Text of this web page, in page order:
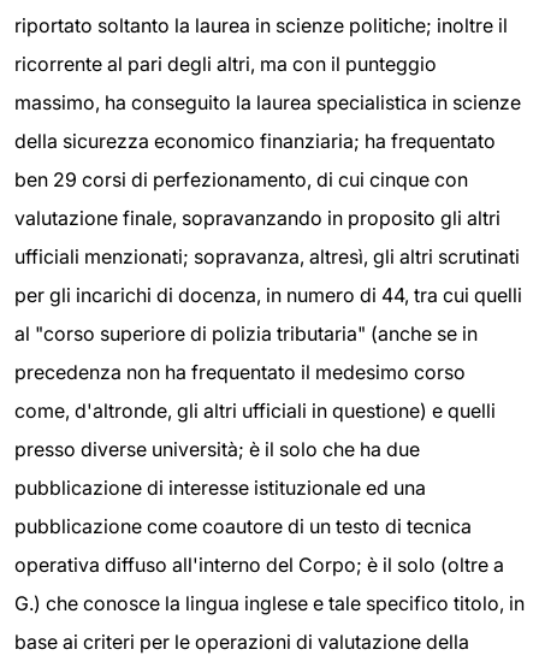
riportato soltanto la laurea in scienze politiche; inoltre il
ricorrente al pari degli altri, ma con il punteggio
massimo, ha conseguito la laurea specialistica in scienze
della sicurezza economico finanziaria; ha frequentato
ben 29 corsi di perfezionamento, di cui cinque con
valutazione finale, sopravanzando in proposito gli altri
ufficiali menzionati; sopravanza, altresì, gli altri scrutinati
per gli incarichi di docenza, in numero di 44, tra cui quelli
al "corso superiore di polizia tributaria" (anche se in
precedenza non ha frequentato il medesimo corso
come, d'altronde, gli altri ufficiali in questione) e quelli
presso diverse università; è il solo che ha due
pubblicazione di interesse istituzionale ed una
pubblicazione come coautore di un testo di tecnica
operativa diffuso all'interno del Corpo; è il solo (oltre a
G.) che conosce la lingua inglese e tale specifico titolo, in
base ai criteri per le operazioni di valutazione della